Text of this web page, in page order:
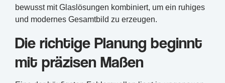
bewusst mit Glaslösungen kombiniert, um ein ruhiges
und modernes Gesamtbild zu erzeugen.
Die richtige Planung beginnt
mit präzisen Maßen